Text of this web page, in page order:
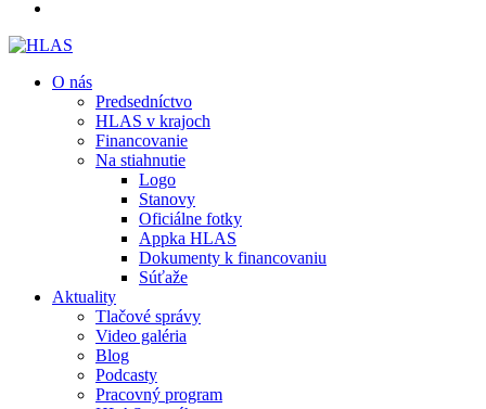
O nás
Predsedníctvo
HLAS v krajoch
Financovanie
Na stiahnutie
Logo
Stanovy
Oficiálne fotky
Appka HLAS
Dokumenty k financovaniu
Súťaže
Aktuality
Tlačové správy
Video galéria
Blog
Podcasty
Pracovný program